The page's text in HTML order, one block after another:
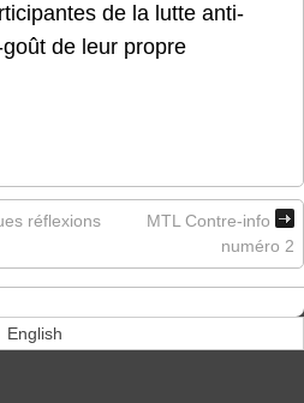
de la lutte anti-
de leur propre
réflexions
MTL Contre-info
numéro 2
English